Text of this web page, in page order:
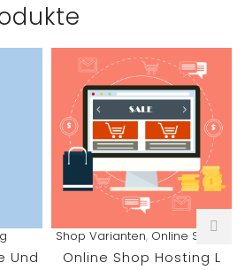
Und
Shop Varianten, Online Shops
Online Shop Hosting L